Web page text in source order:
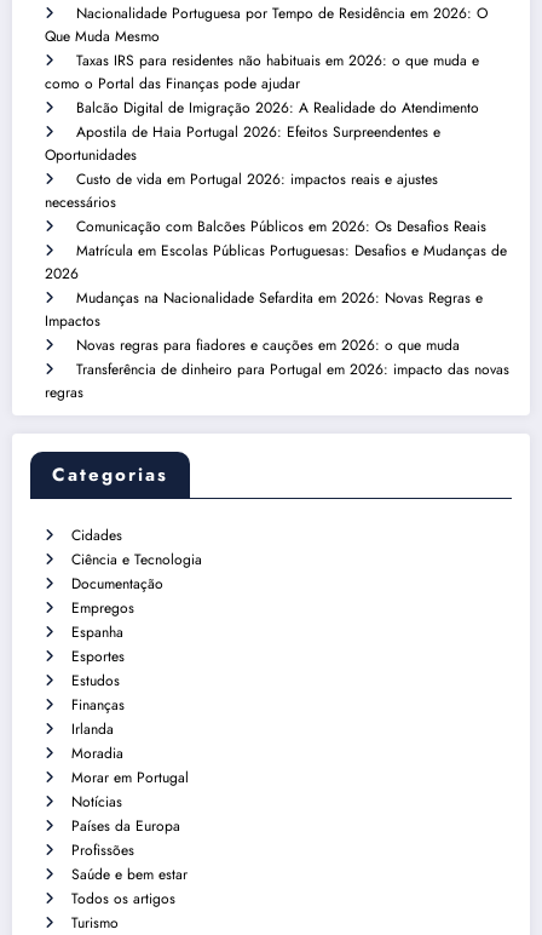
Nacionalidade Portuguesa por Tempo de Residência em 2026: O
Que Muda Mesmo
Taxas IRS para residentes não habituais em 2026: o que muda e
como o Portal das Finanças pode ajudar
Balcão Digital de Imigração 2026: A Realidade do Atendimento
Apostila de Haia Portugal 2026: Efeitos Surpreendentes e
Oportunidades
Custo de vida em Portugal 2026: impactos reais e ajustes
necessários
Comunicação com Balcões Públicos em 2026: Os Desafios Reais
Matrícula em Escolas Públicas Portuguesas: Desafios e Mudanças de
2026
Mudanças na Nacionalidade Sefardita em 2026: Novas Regras e
Impactos
Novas regras para fiadores e cauções em 2026: o que muda
Transferência de dinheiro para Portugal em 2026: impacto das novas
regras
Categorias
Cidades
Ciência e Tecnologia
Documentação
Empregos
Espanha
Esportes
Estudos
Finanças
Irlanda
Moradia
Morar em Portugal
Notícias
Países da Europa
Profissões
Saúde e bem estar
Todos os artigos
Turismo